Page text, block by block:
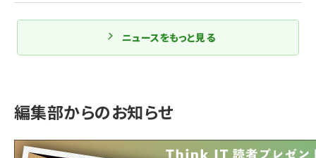
ニュースをもっと見る
編集部からのお知らせ